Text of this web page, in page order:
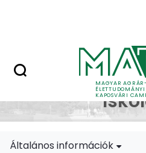
MAGYAR
ÉLETTUDOMÁNYI
KAPOSVÁRI
Doktori
Általános információk